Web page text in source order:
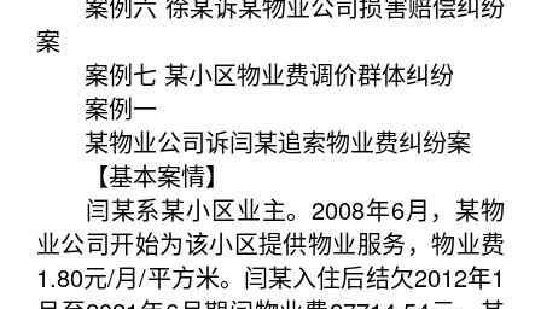
案
案例七 某小区物业费调价群体纠纷
案例一
某物业公司诉闫某追索物业费纠纷案
【基本案情】
闫某系某小区业主。2008年6月，某物
业公司开始为该小区提供物业服务，物业费
1.80元/月/平方米。闫某入住后结欠2012年1